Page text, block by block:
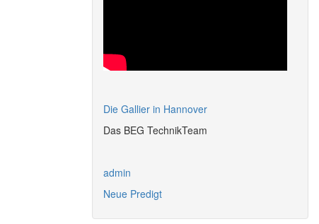
Die Gallier in Hannover
Das BEG TechnikTeam
admin
Neue Predigt